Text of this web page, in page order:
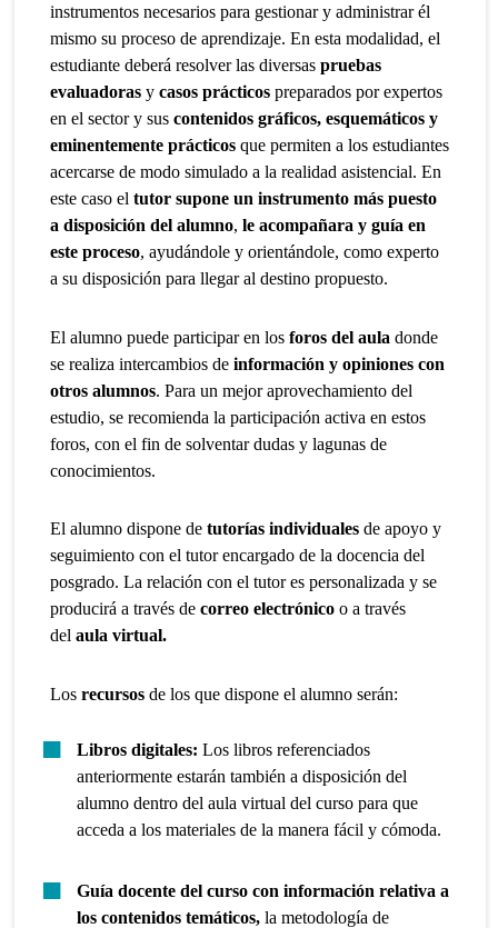
instrumentos necesarios para gestionar y administrar él
mismo su proceso de aprendizaje. En esta modalidad, el
estudiante deberá resolver las diversaspruebas
evaluadoras ycasos prácticospreparados por expertos
en el sector y suscontenidos gráficos, esquemáticos y
eminentemente prácticos que permiten a los estudiantes
acercarse de modo simulado a la realidad asistencial. En
este caso eltutor supone un instrumento más puesto
a disposición del alumno,le acompañara y guía en
este proceso, ayudándole y orientándole, como experto
a su disposición para llegar al destino propuesto.
El alumno puede participar en losforos del aula donde
se realiza intercambios deinformación y opiniones con
otros alumnos. Para un mejor aprovechamiento del
estudio, se recomienda la participación activa en estos
foros, con el fin de solventar dudas y lagunas de
conocimientos.
El alumno dispone detutorías individuales de apoyo y
seguimiento con el tutor encargado de la docencia del
posgrado. La relación con el tutor es personalizada y se
producirá a través decorreo electrónico o a través
delaula virtual.
Losrecursos de los que dispone el alumno serán:
Libros digitales:Los libros referenciados
anteriormente estarán también a disposición del
alumno dentro del aula virtual del curso para que
acceda a los materiales de la manera fácil y cómoda.
Guía docente del curso con información relativa a
los contenidos temáticos, la metodología de